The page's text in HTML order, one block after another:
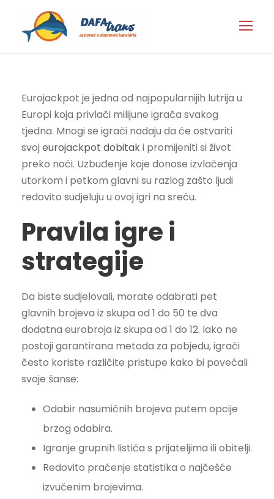
Eurojackpot je jedna od najpopularnijih lutrija u
Europi koja privlači milijune igrača svakog
tjedna. Mnogi se igrači nadaju da će ostvariti
svoj eurojackpot dobitaki promijeniti si život
preko noći. Uzbuđenje koje donose izvlačenja
utorkom i petkom glavni su razlog zašto ljudi
redovito sudjeluju u ovoj igri na sreću.
Pravila igre i
strategije
Da biste sudjelovali, morate odabrati pet
glavnih brojeva iz skupa od 1 do 50 te dva
dodatna eurobroja iz skupa od 1 do 12. Iako ne
postoji garantirana metoda za pobjedu, igrači
često koriste različite pristupe kako bi povećali
svoje šanse:
Odabir nasumičnih brojeva putem opcije
brzog odabira.
Igranje grupnih listića s prijateljima ili obitelji.
Redovito praćenje statistika o najčešće
izvučenim brojevima.